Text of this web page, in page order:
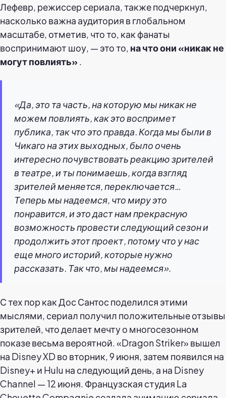
Лефевр, режиссер сериала, также подчеркнул,
насколько важна аудитория в глобальном
масштабе, отметив, что то, как фанаты
воспринимают шоу, — это то, на что они «никак не
могут повлиять».
«Да, это та часть, на которую мы никак не
можем повлиять, как это воспримет
публика, так что это правда. Когда мы были в
Чикаго на этих выходных, было очень
интересно почувствовать реакцию зрителей
в театре, и ты понимаешь, когда взгляд
зрителей меняется, переключается…
Теперь мы надеемся, что миру это
понравится, и это даст нам прекрасную
возможность провести следующий сезон и
продолжить этот проект, потому что у нас
еще много историй, которые нужно
рассказать. Так что, мы надеемся».
С тех пор как Дос Сантос поделился этими
мыслями, сериал получил положительные отзывы
зрителей, что делает мечту о многосезонном
показе весьма вероятной. «Dragon Striker» вышел
на Disney XD во вторник, 9 июня, затем появился на
Disney+ и Hulu на следующий день, а на Disney
Channel — 12 июня. Французская студия La